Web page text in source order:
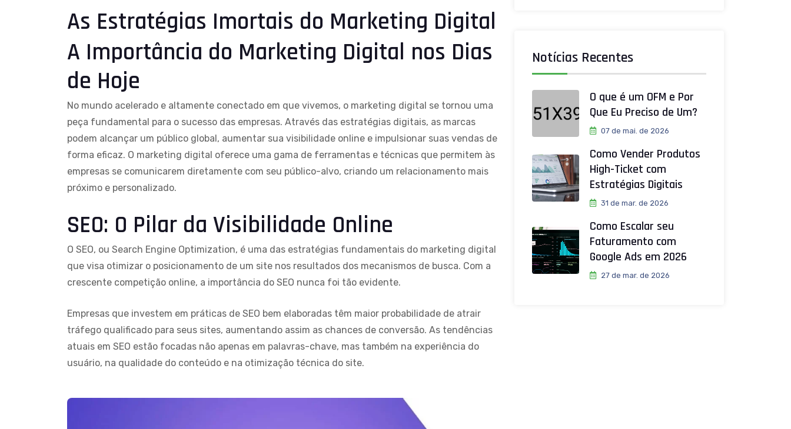
As Estratégias Imortais do Marketing Digital
A Importância do Marketing Digital nos Dias
de Hoje
No mundo acelerado e altamente conectado em que vivemos, o marketing digital se tornou uma
peça fundamental para o sucesso das empresas. Através das estratégias digitais, as marcas
podem alcançar um público global, aumentar sua visibilidade online e impulsionar suas vendas de
forma eficaz. O marketing digital oferece uma gama de ferramentas e técnicas que permitem às
empresas se comunicarem diretamente com seu público-alvo, criando um relacionamento mais
próximo e personalizado.
SEO: O Pilar da Visibilidade Online
O SEO, ou Search Engine Optimization, é uma das estratégias fundamentais do marketing digital
que visa otimizar o posicionamento de um site nos resultados dos mecanismos de busca. Com a
crescente competição online, a importância do SEO nunca foi tão evidente.
Empresas que investem em práticas de SEO bem elaboradas têm maior probabilidade de atrair
tráfego qualificado para seus sites, aumentando assim as chances de conversão. As tendências
atuais em SEO estão focadas não apenas em palavras-chave, mas também na experiência do
usuário, na qualidade do conteúdo e na otimização técnica do site.
Notícias Recentes
O que é um OFM e Por
Que Eu Preciso de Um?
07 de mai. de 2026
Como Vender Produtos
High-Ticket com
Estratégias Digitais
31 de mar. de 2026
Como Escalar seu
Faturamento com
Google Ads em 2026
27 de mar. de 2026